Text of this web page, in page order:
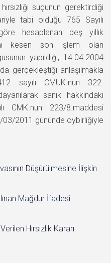
suçunun gerektirdiği
tabi olduğu 765 Sayılı
hesaplanan beş yıllık
kesen son işlem olan
yapıldığı, 14.04.2004
gerçekleştiği anlaşılmakla
sayılı CMUK.nun 322.
sanık hakkındaki
CMK.nun 223/8.maddesi
03/2011 gününde oybirliğiyle
Düşürülmesine İlişkin
Mağdur İfadesi
Hırsızlık Kararı